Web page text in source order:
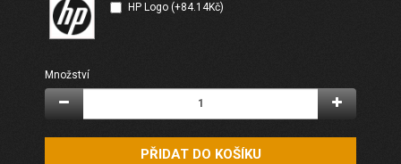
HP Logo (+84.14Kč)
Množství
PŘIDAT DO KOŠÍKU